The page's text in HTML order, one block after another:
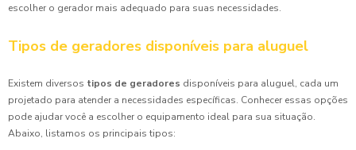
escolher o gerador mais adequado para suas necessidades.
Tipos de geradores disponíveis para aluguel
Existem diversos tipos de geradores disponíveis para aluguel, cada um
projetado para atender a necessidades específicas. Conhecer essas opções
pode ajudar você a escolher o equipamento ideal para sua situação.
Abaixo, listamos os principais tipos: